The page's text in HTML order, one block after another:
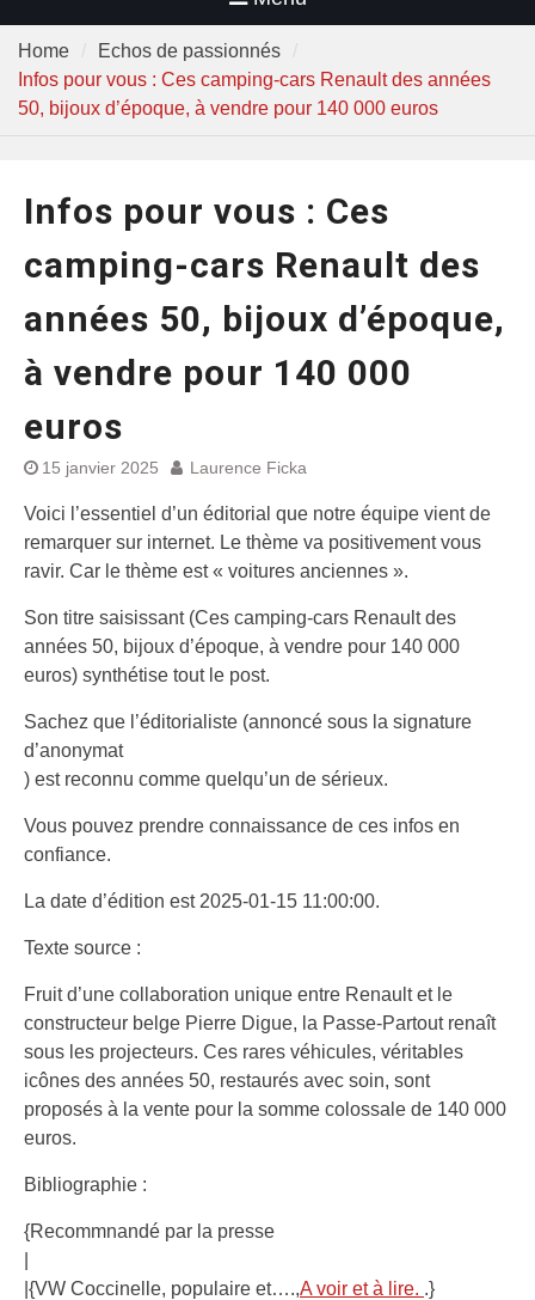
Home
Echos de passionnés
Infos pour vous : Ces camping-cars Renault des années
50, bijoux d’époque, à vendre pour 140 000 euros
Infos pour vous : Ces
camping-cars Renault des
années 50, bijoux d’époque,
à vendre pour 140 000
euros
15 janvier 2025 Laurence Ficka
Voici l’essentiel d’un éditorial que notre équipe vient de
remarquer sur internet. Le thème va positivement vous
ravir. Car le thème est « voitures anciennes ».
Son titre saisissant (Ces camping-cars Renault des
années 50, bijoux d’époque, à vendre pour 140 000
euros) synthétise tout le post.
Sachez que l’éditorialiste (annoncé sous la signature
d’anonymat
) est reconnu comme quelqu’un de sérieux.
Vous pouvez prendre connaissance de ces infos en
confiance.
La date d’édition est 2025-01-15 11:00:00.
Texte source :
Fruit d’une collaboration unique entre Renault et le
constructeur belge Pierre Digue, la Passe-Partout renaît
sous les projecteurs. Ces rares véhicules, véritables
icônes des années 50, restaurés avec soin, sont
proposés à la vente pour la somme colossale de 140 000
euros.
Bibliographie :
{Recommnandé par la presse
|{VW Coccinelle, populaire et….,A voir et à lire. .}